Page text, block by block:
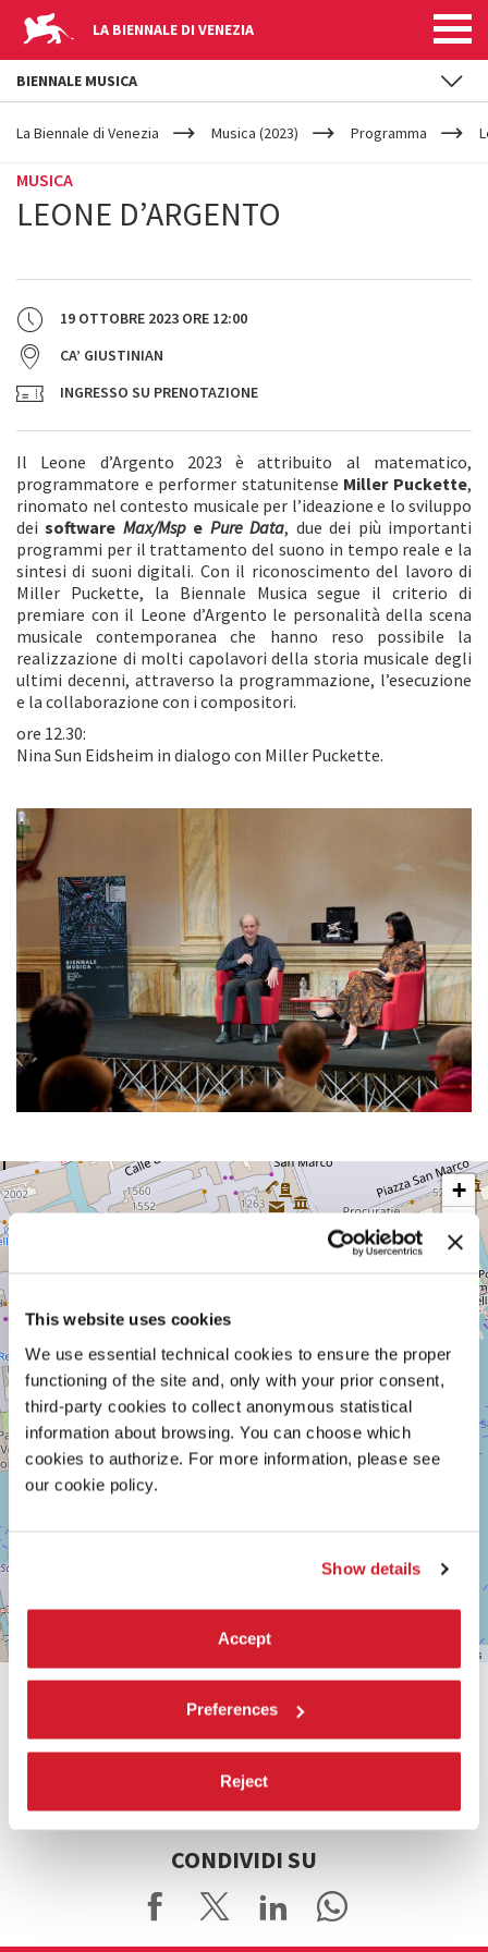
This website uses cookies
We use essential technical cookies to ensure the proper
functioning of the site and, only with your prior consent,
third-party cookies to collect anonymous statistical
information about browsing. You can choose which
cookies to authorize. For more information, please see
our cookie policy.
Show details
Accept
Preferences
Reject
LA BIENNALE DI VENEZIA
YOUR
ARE
La Biennale di Venezia Musica (2023) Programma
MUSICA
LEONE D’ARGENTO
19 OTTOBRE 2023 ORE 12:00
CA’ GIUSTINIAN
INGRESSO SU PRENOTAZIONE
Il Leone d’Argento 2023 è attribuito al matematico,
programmatore e performer statunitense Miller Puckette,
rinomato nel contesto musicale per l’ideazione e lo sviluppo
deisoftware Max/Mspe Pure Data, due dei più importanti
programmi per il trattamento del suono in tempo reale e la
sintesi di suoni digitali. Con il riconoscimento del lavoro di
Miller Puckette, la Biennale Musica segue il criterio di
premiare con il Leone d’Argento le personalità della scena
musicale contemporanea che hanno reso possibile la
realizzazione di molti capolavori della storia musicale degli
ultimi decenni, attraverso la programmazione, l’esecuzione
e la collaborazione con i compositori.
ore 12.30:
Nina Sun Eidsheim in dialogo con Miller Puckette.
CA’
GIUSTINIAN
SESTIERE
SAN
MARCO
CALLE
RIDOTTO
1364/A
30124
VENEZIA
TEL.
0415218711
info@labiennale.org
SCOPRI LA SEDE
+
contributors
CONDIVIDI SU
BIENNALE MUSICA